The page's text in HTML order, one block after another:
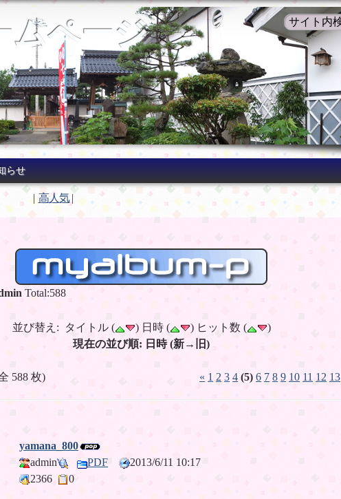
ムページ
らせ
|高人気|
Total:588
並び替え: タイトル ( ) 日時 ( ) ヒット数 (
)
現在の並び順: 日時 (新→旧)
588 枚) « 1 2 3 4 (5) 6 7 8 9 10 11 12 13
yamana_800
admin
PDF
2013/6/11 10:17
2366
0